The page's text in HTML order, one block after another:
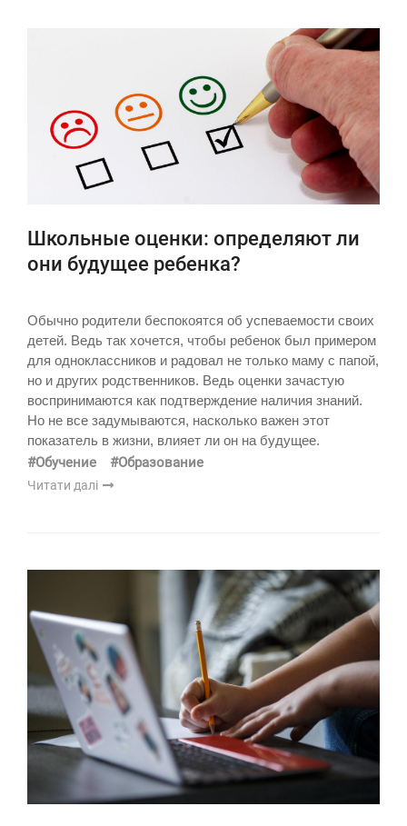
Школьные оценки: определяют ли
они будущее ребенка?
Обычно родители беспокоятся об успеваемости своих
детей. Ведь так хочется, чтобы ребенок был примером
для одноклассников и радовал не только маму с папой,
но и других родственников. Ведь оценки зачастую
воспринимаются как подтверждение наличия знаний.
Но не все задумываются, насколько важен этот
показатель в жизни, влияет ли он на будущее.
#Обучение #Образование
Читати далі